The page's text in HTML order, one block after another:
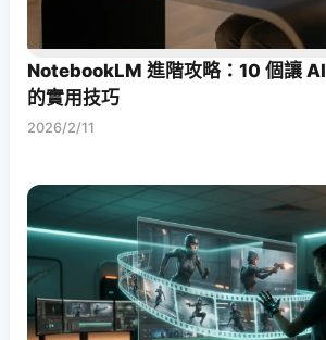
NotebookLM 進階攻略：10 個讓
的實用技巧
2026/2/11